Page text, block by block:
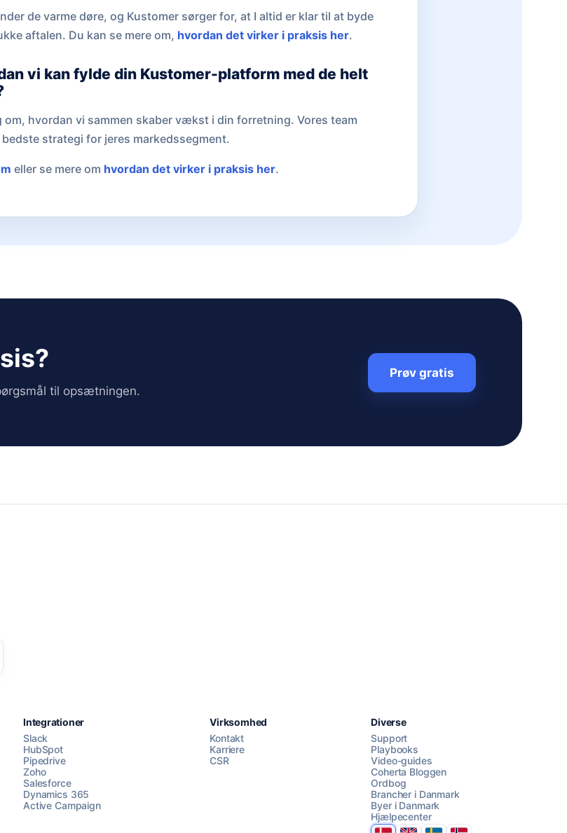
de varme døre, og Kustomer sørger for, at I altid er klar til at byde
aftalen. Du kan se mere om, hvordan det virker i praksis her.
vi kan fylde din Kustomer-platform med de helt
hvordan vi sammen skaber vækst i din forretning. Vores team
strategi for jeres markedssegment.
eller se mere om hvordan det virker i praksis her.
til opsætningen.
Prøv gratis
AI Campaign Assist
Integrationer
Slack
HubSpot
Pipedrive
Zoho
Salesforce
Dynamics 365
Active Campaign
Virksomhed
Kontakt
Karriere
CSR
Diverse
Support
Playbooks
Video-guides
Coherta Bloggen
Ordbog
Brancher i Danmark
Byer i Danmark
Hjælpecenter